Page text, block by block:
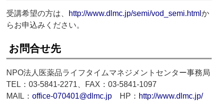
受講希望の方は、 http://www.dlmc.jp/semi/vod_semi.htmlか
らお申込みください。
お問合せ先
NPO法人医薬品ライフタイムマネジメントセンター事務局
TEL：03-5841-2271、FAX：03-5841-1097
MAIL：office-070401@dlmc.jp HP： http://www.dlmc.jp/